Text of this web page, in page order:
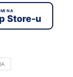
NA
Store-u